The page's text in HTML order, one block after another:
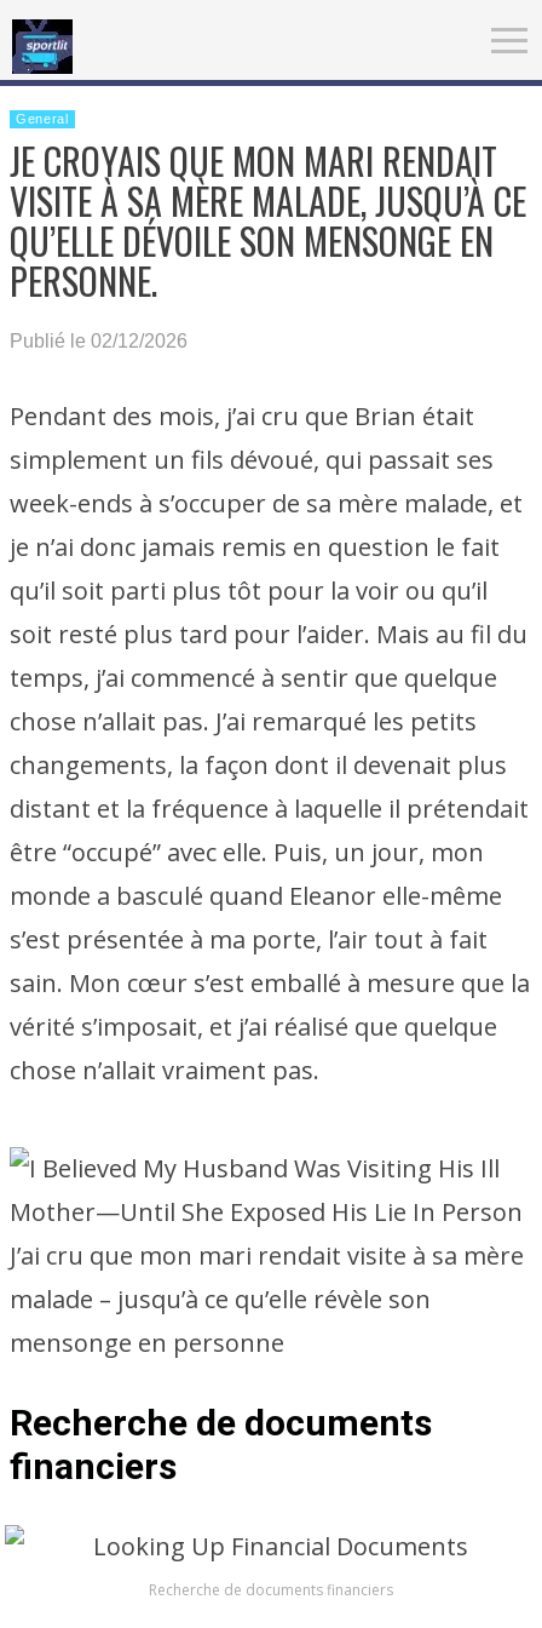
General
JE CROYAIS QUE MON MARI RENDAIT
VISITE À SA MÈRE MALADE, JUSQU’À CE
QU’ELLE DÉVOILE SON MENSONGE EN
PERSONNE.
Publié le 02/12/2026
Pendant des mois, j’ai cru que Brian était
simplement un fils dévoué, qui passait ses
week-ends à s’occuper de sa mère malade, et
je n’ai donc jamais remis en question le fait
qu’il soit parti plus tôt pour la voir ou qu’il
soit resté plus tard pour l’aider. Mais au fil du
temps, j’ai commencé à sentir que quelque
chose n’allait pas. J’ai remarqué les petits
changements, la façon dont il devenait plus
distant et la fréquence à laquelle il prétendait
être “occupé” avec elle. Puis, un jour, mon
monde a basculé quand Eleanor elle-même
s’est présentée à ma porte, l’air tout à fait
sain. Mon cœur s’est emballé à mesure que la
vérité s’imposait, et j’ai réalisé que quelque
chose n’allait vraiment pas.
J’ai cru que mon mari rendait visite à sa mère
malade – jusqu’à ce qu’elle révèle son
mensonge en personne
Recherche de documents
financiers
Recherche de documents financiers